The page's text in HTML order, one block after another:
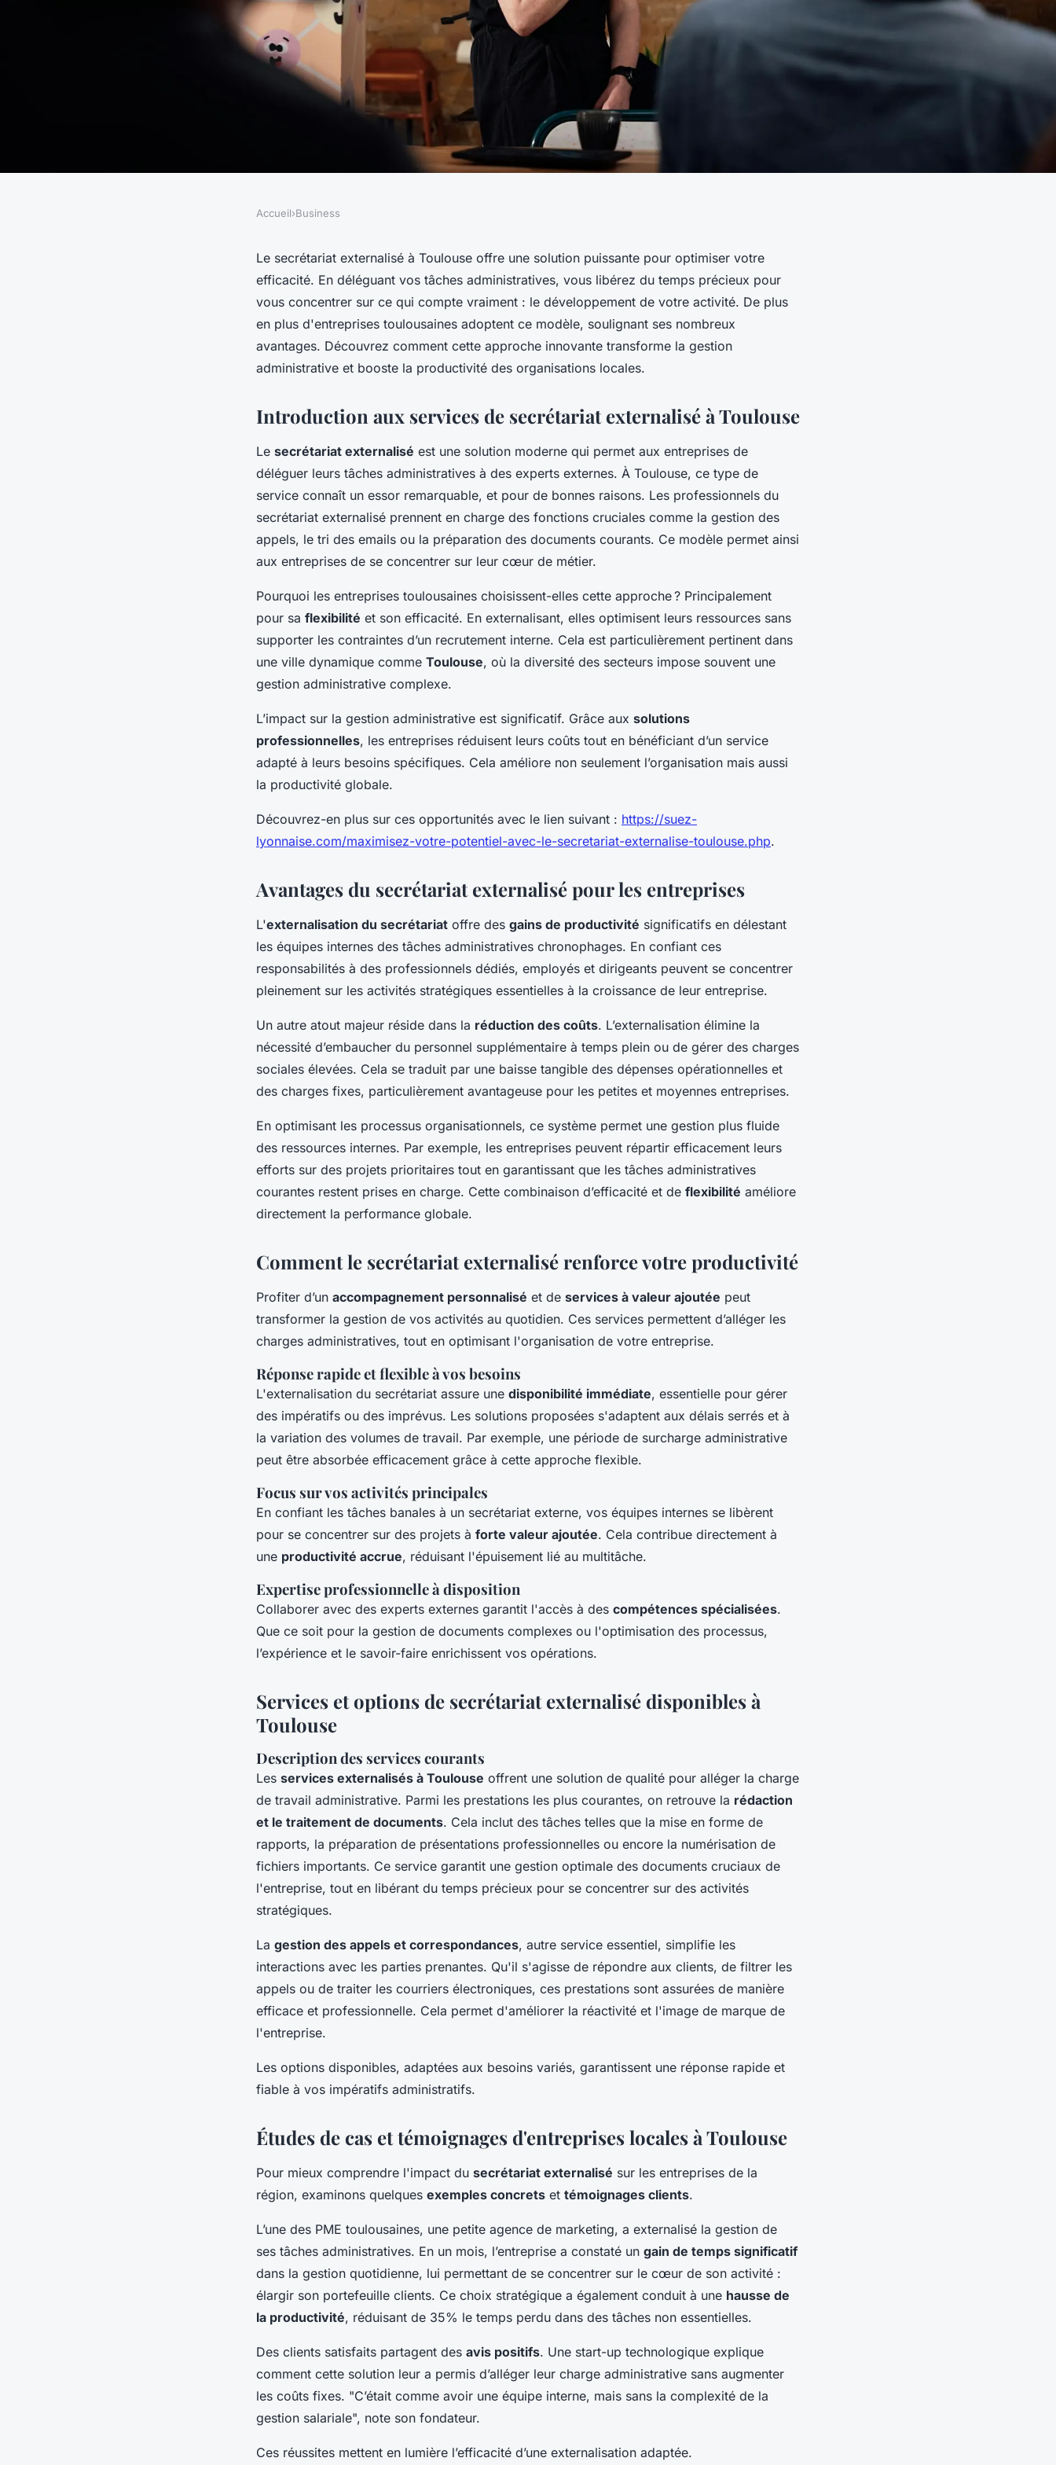
Libérez votre efficacité grâce au
secrétariat externalisé à Toulouse
Accueil›Business
Le secrétariat externalisé à Toulouse offre une solution puissante pour optimiser votre
efficacité. En déléguant vos tâches administratives, vous libérez du temps précieux pour
vous concentrer sur ce qui compte vraiment : le développement de votre activité. De plus
en plus d'entreprises toulousaines adoptent ce modèle, soulignant ses nombreux
avantages. Découvrez comment cette approche innovante transforme la gestion
administrative et booste la productivité des organisations locales.
Introduction aux services de secrétariat externalisé à Toulouse
Le secrétariat externalisé est une solution moderne qui permet aux entreprises de
déléguer leurs tâches administratives à des experts externes. À Toulouse, ce type de
service connaît un essor remarquable, et pour de bonnes raisons. Les professionnels du
secrétariat externalisé prennent en charge des fonctions cruciales comme la gestion des
appels, le tri des emails ou la préparation des documents courants. Ce modèle permet ainsi
aux entreprises de se concentrer sur leur cœur de métier.
Pourquoi les entreprises toulousaines choisissent-elles cette approche ? Principalement
pour sa flexibilité et son efficacité. En externalisant, elles optimisent leurs ressources sans
supporter les contraintes d’un recrutement interne. Cela est particulièrement pertinent dans
une ville dynamique comme Toulouse, où la diversité des secteurs impose souvent une
gestion administrative complexe.
L’impact sur la gestion administrative est significatif. Grâce aux solutions
professionnelles, les entreprises réduisent leurs coûts tout en bénéficiant d’un service
adapté à leurs besoins spécifiques. Cela améliore non seulement l’organisation mais aussi
la productivité globale.
Découvrez-en plus sur ces opportunités avec le lien suivant : https://suez-
lyonnaise.com/maximisez-votre-potentiel-avec-le-secretariat-externalise-toulouse.php.
Avantages du secrétariat externalisé pour les entreprises
L'externalisation du secrétariat offre des gains de productivité significatifs en délestant
les équipes internes des tâches administratives chronophages. En confiant ces
responsabilités à des professionnels dédiés, employés et dirigeants peuvent se concentrer
pleinement sur les activités stratégiques essentielles à la croissance de leur entreprise.
Un autre atout majeur réside dans la réduction des coûts. L’externalisation élimine la
nécessité d’embaucher du personnel supplémentaire à temps plein ou de gérer des charges
sociales élevées. Cela se traduit par une baisse tangible des dépenses opérationnelles et
des charges fixes, particulièrement avantageuse pour les petites et moyennes entreprises.
En optimisant les processus organisationnels, ce système permet une gestion plus fluide
des ressources internes. Par exemple, les entreprises peuvent répartir efficacement leurs
efforts sur des projets prioritaires tout en garantissant que les tâches administratives
courantes restent prises en charge. Cette combinaison d’efficacité et de flexibilité améliore
directement la performance globale.
Comment le secrétariat externalisé renforce votre productivité
Profiter d’un accompagnement personnalisé et de services à valeur ajoutée peut
transformer la gestion de vos activités au quotidien. Ces services permettent d’alléger les
charges administratives, tout en optimisant l'organisation de votre entreprise.
Réponse rapide et flexible à vos besoins
L'externalisation du secrétariat assure une disponibilité immédiate, essentielle pour gérer
des impératifs ou des imprévus. Les solutions proposées s'adaptent aux délais serrés et à
la variation des volumes de travail. Par exemple, une période de surcharge administrative
peut être absorbée efficacement grâce à cette approche flexible.
Focus sur vos activités principales
En confiant les tâches banales à un secrétariat externe, vos équipes internes se libèrent
pour se concentrer sur des projets à forte valeur ajoutée. Cela contribue directement à
une productivité accrue, réduisant l'épuisement lié au multitâche.
Expertise professionnelle à disposition
Collaborer avec des experts externes garantit l'accès à des compétences spécialisées.
Que ce soit pour la gestion de documents complexes ou l'optimisation des processus,
l’expérience et le savoir-faire enrichissent vos opérations.
Services et options de secrétariat externalisé disponibles à
Toulouse
Description des services courants
Les services externalisés à Toulouse offrent une solution de qualité pour alléger la charge
de travail administrative. Parmi les prestations les plus courantes, on retrouve la rédaction
et le traitement de documents. Cela inclut des tâches telles que la mise en forme de
rapports, la préparation de présentations professionnelles ou encore la numérisation de
fichiers importants. Ce service garantit une gestion optimale des documents cruciaux de
l'entreprise, tout en libérant du temps précieux pour se concentrer sur des activités
stratégiques.
La gestion des appels et correspondances, autre service essentiel, simplifie les
interactions avec les parties prenantes. Qu'il s'agisse de répondre aux clients, de filtrer les
appels ou de traiter les courriers électroniques, ces prestations sont assurées de manière
efficace et professionnelle. Cela permet d'améliorer la réactivité et l'image de marque de
l'entreprise.
Les options disponibles, adaptées aux besoins variés, garantissent une réponse rapide et
fiable à vos impératifs administratifs.
Études de cas et témoignages d'entreprises locales à Toulouse
Pour mieux comprendre l'impact du secrétariat externalisé sur les entreprises de la
région, examinons quelques exemples concrets et témoignages clients.
L’une des PME toulousaines, une petite agence de marketing, a externalisé la gestion de
ses tâches administratives. En un mois, l’entreprise a constaté un gain de temps significatif
dans la gestion quotidienne, lui permettant de se concentrer sur le cœur de son activité :
élargir son portefeuille clients. Ce choix stratégique a également conduit à une hausse de
la productivité, réduisant de 35% le temps perdu dans des tâches non essentielles.
Des clients satisfaits partagent des avis positifs. Une start-up technologique explique
comment cette solution leur a permis d’alléger leur charge administrative sans augmenter
les coûts fixes. "C’était comme avoir une équipe interne, mais sans la complexité de la
gestion salariale", note son fondateur.
Ces réussites mettent en lumière l’efficacité d’une externalisation adaptée.